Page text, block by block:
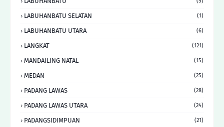
LABUHANBATU SELATAN (1)
LABUHANBATU UTARA (6)
LANGKAT (121)
MANDAILING NATAL (15)
MEDAN (25)
PADANG LAWAS (28)
PADANG LAWAS UTARA (24)
PADANGSIDIMPUAN (21)